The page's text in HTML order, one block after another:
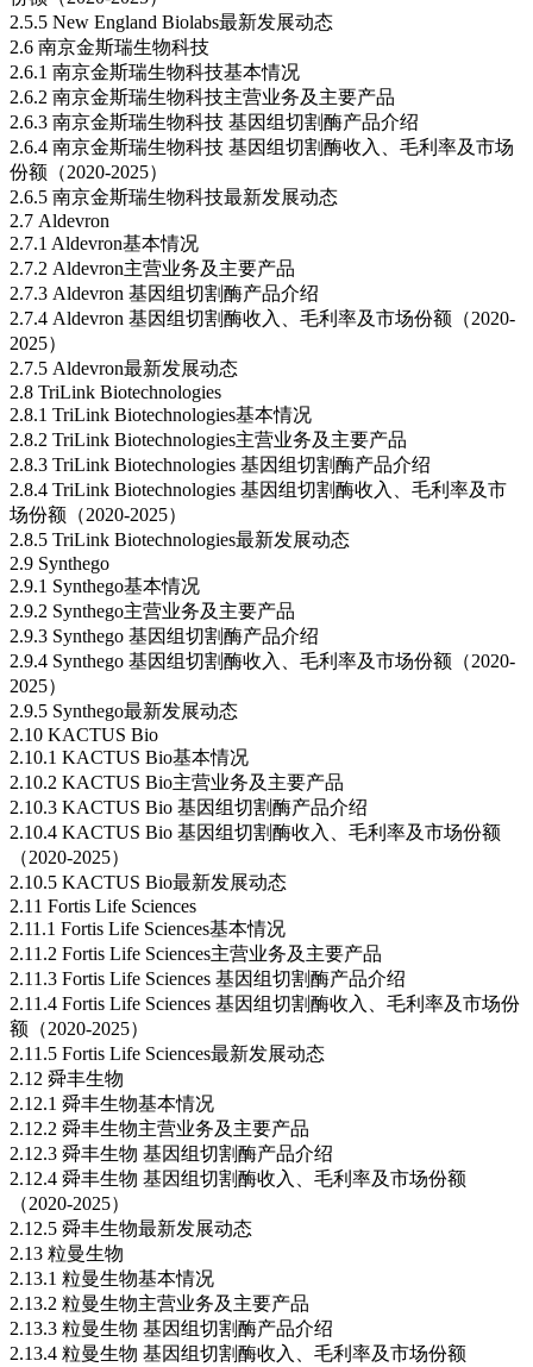
2.5.5 New England Biolabs最新发展动态
2.6 南京金斯瑞生物科技
2.6.1 南京金斯瑞生物科技基本情况
2.6.2 南京金斯瑞生物科技主营业务及主要产品
2.6.3 南京金斯瑞生物科技 基因组切割酶产品介绍
2.6.4 南京金斯瑞生物科技 基因组切割酶收入、毛利率及市场
份额（2020-2025）
2.6.5 南京金斯瑞生物科技最新发展动态
2.7 Aldevron
2.7.1 Aldevron基本情况
2.7.2 Aldevron主营业务及主要产品
2.7.3 Aldevron 基因组切割酶产品介绍
2.7.4 Aldevron 基因组切割酶收入、毛利率及市场份额（2020-
2025）
2.7.5 Aldevron最新发展动态
2.8 TriLink Biotechnologies
2.8.1 TriLink Biotechnologies基本情况
2.8.2 TriLink Biotechnologies主营业务及主要产品
2.8.3 TriLink Biotechnologies 基因组切割酶产品介绍
2.8.4 TriLink Biotechnologies 基因组切割酶收入、毛利率及市
场份额（2020-2025）
2.8.5 TriLink Biotechnologies最新发展动态
2.9 Synthego
2.9.1 Synthego基本情况
2.9.2 Synthego主营业务及主要产品
2.9.3 Synthego 基因组切割酶产品介绍
2.9.4 Synthego 基因组切割酶收入、毛利率及市场份额（2020-
2025）
2.9.5 Synthego最新发展动态
2.10 KACTUS Bio
2.10.1 KACTUS Bio基本情况
2.10.2 KACTUS Bio主营业务及主要产品
2.10.3 KACTUS Bio 基因组切割酶产品介绍
2.10.4 KACTUS Bio 基因组切割酶收入、毛利率及市场份额
（2020-2025）
2.10.5 KACTUS Bio最新发展动态
2.11 Fortis Life Sciences
2.11.1 Fortis Life Sciences基本情况
2.11.2 Fortis Life Sciences主营业务及主要产品
2.11.3 Fortis Life Sciences 基因组切割酶产品介绍
2.11.4 Fortis Life Sciences 基因组切割酶收入、毛利率及市场份
额（2020-2025）
2.11.5 Fortis Life Sciences最新发展动态
2.12 舜丰生物
2.12.1 舜丰生物基本情况
2.12.2 舜丰生物主营业务及主要产品
2.12.3 舜丰生物 基因组切割酶产品介绍
2.12.4 舜丰生物 基因组切割酶收入、毛利率及市场份额
（2020-2025）
2.12.5 舜丰生物最新发展动态
2.13 粒曼生物
2.13.1 粒曼生物基本情况
2.13.2 粒曼生物主营业务及主要产品
2.13.3 粒曼生物 基因组切割酶产品介绍
2.13.4 粒曼生物 基因组切割酶收入、毛利率及市场份额